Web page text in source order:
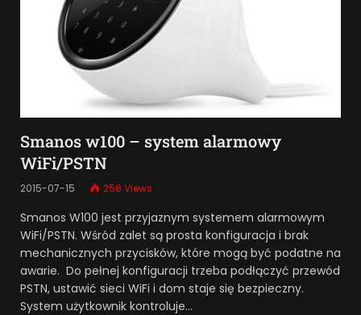
Smanos w100 – system alarmowy
WiFi/PSTN
2015-07-15 256 Views
Smanos W100 jest przyjaznym systemem alarmowym
WiFi/PSTN. Wśród zalet są prosta konfiguracja i brak
mechanicznych przycisków, które mogą być podatne na
awarie. Do pełnej konfiguracji trzeba podłączyć przewód
PSTN, ustawić sieci WiFi i dom staje się bezpieczny.
System użytkownik kontroluje…